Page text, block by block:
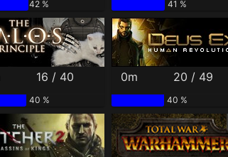
42 % 41 %
16 / 40
40 %
0m 20 / 49
40 %